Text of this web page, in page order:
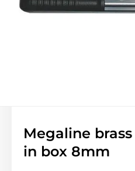
Megaline
in box 8mm